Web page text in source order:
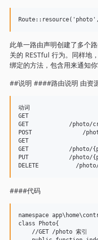
此单一路由声明创建了多个
关的 RESTful 行为。同样地
绑定的方法，包含用来通知
##说明 ####路由说明 由资
动词			路径						 行为
GET			/photo                      索引
GET            /photo/
POST		   /photo                      保存
GET			/photo/{photo}              显示
GET            /photo/
PUT            /photo/
####代码
namespace
class Photo{
    //GET /photo 索引